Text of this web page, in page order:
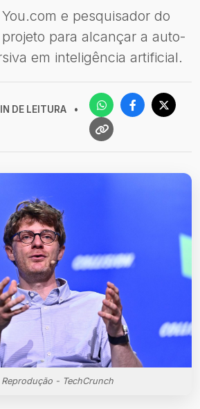
e pesquisador do
para alcançar a auto-
em inteligência artificial.
DE LEITURA
•
- TechCrunch